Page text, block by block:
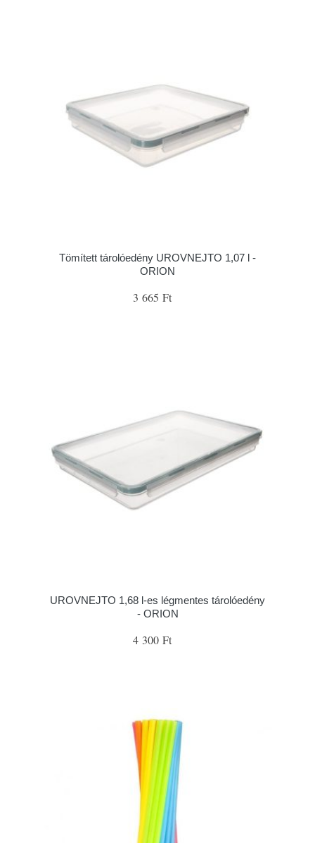
Tömített tárolóedény UROVNEJTO 1,07 l -
ORION
3 665 Ft
UROVNEJTO 1,68 l-es légmentes tárolóedény
- ORION
4 300 Ft